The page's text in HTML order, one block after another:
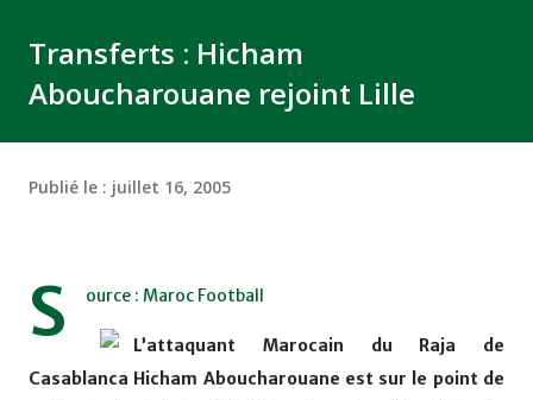
Transferts : Hicham
Aboucharouane rejoint Lille
Publié le : juillet 16, 2005
S ource : Maroc Football
L’attaquant Marocain du Raja de
Casablanca Hicham Aboucharouane est sur le point de